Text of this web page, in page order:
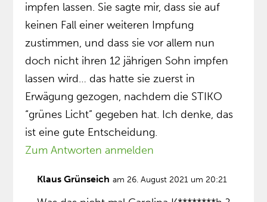
impfen lassen. Sie sagte mir, dass sie auf
keinen Fall einer weiteren Impfung
zustimmen, und dass sie vor allem nun
doch nicht ihren 12 jährigen Sohn impfen
lassen wird… das hatte sie zuerst in
Erwägung gezogen, nachdem die STIKO
“grünes Licht” gegeben hat. Ich denke, das
ist eine gute Entscheidung.
Zum Antworten anmelden
Klaus Grünseich am 26. August 2021 um 20:21